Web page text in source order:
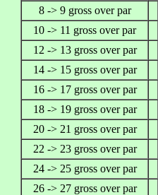
8 -> 9 gross over par
10 -> 11 gross over par
12 -> 13 gross over par
14 -> 15 gross over par
16 -> 17 gross over par
18 -> 19 gross over par
20 -> 21 gross over par
22 -> 23 gross over par
24 -> 25 gross over par
26 -> 27 gross over par